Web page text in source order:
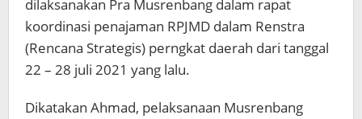
dilaksanakan Pra Musrenbang dalam rapat
koordinasi penajaman RPJMD dalam Renstra
(Rencana Strategis) perngkat daerah dari tanggal
22 – 28 juli 2021 yang lalu.
Dikatakan Ahmad, pelaksanaan Musrenbang